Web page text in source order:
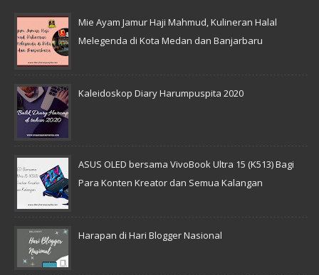
Mie Ayam Jamur Haji Mahmud, Kulineran Halal
Melegenda di Kota Medan dan Banjarbaru
Kaleidoskop Diary Harumpuspita 2020
ASUS OLED bersama VivoBook Ultra 15 (K513) Bagi
Para Konten Kreator dan Semua Kalangan
Harapan di Hari Blogger Nasional